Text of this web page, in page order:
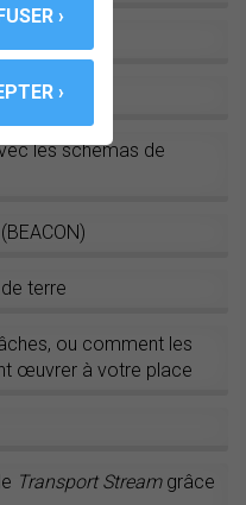
4G”)
les schémas de
terre
ou comment les
œuvrer à votre place
Transport Streamgrâce